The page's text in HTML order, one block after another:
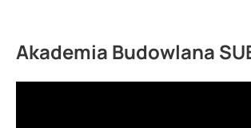
Akademia Budowlana